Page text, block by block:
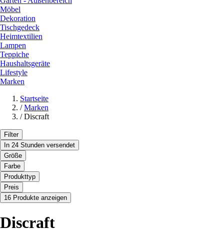
Möbel
Dekoration
Tischgedeck
Heimtextilien
Lampen
Teppiche
Haushaltsgeräte
Lifestyle
Marken
Startseite
/ Marken
/ Discraft
Filter
In 24 Stunden versendet
Größe
Farbe
Produkttyp
Preis
16 Produkte anzeigen
Discraft